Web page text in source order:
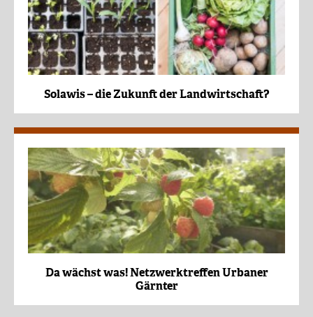
Solawis – die Zukunft der Landwirtschaft?
Da wächst was! Netzwerktreffen Urbaner
Gärnter